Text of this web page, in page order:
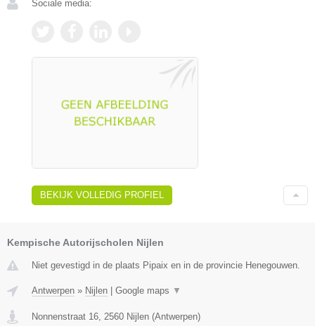
Sociale media:
BEKIJK VOLLEDIG PROFIEL
Kempische Autorijscholen Nijlen
Niet gevestigd in de plaats Pipaix en in de provincie Henegouwen.
Antwerpen » Nijlen Google maps ▼
Nonnenstraat 16 2560 Nijlen (Antwerpen)